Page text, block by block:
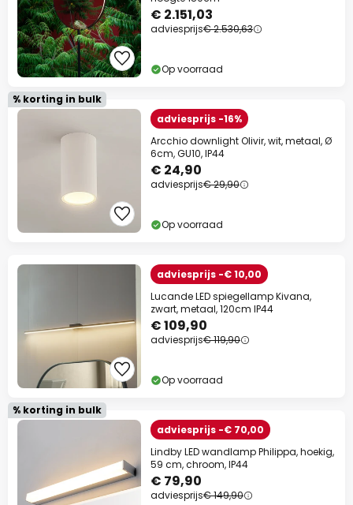
€ 2.151,03
adviesprijs€ 2.530,63
Op voorraad
% korting in bulk
adviesprijs -16%
Arcchio downlight Olivir, wit, metaal, Ø
6cm, GU10, IP44
€ 24,90
adviesprijs€ 29,90
Op voorraad
adviesprijs -€ 10,00
Lucande LED spiegellamp Kivana,
zwart, metaal, 120cm IP44
€ 109,90
adviesprijs€ 119,90
Op voorraad
% korting in bulk
adviesprijs -€ 70,00
Lindby LED wandlamp Philippa, hoekig,
59 cm, chroom, IP44
€ 79,90
adviesprijs€ 149,90
Actiecode:WAUW Kopiëren
Nu besparen